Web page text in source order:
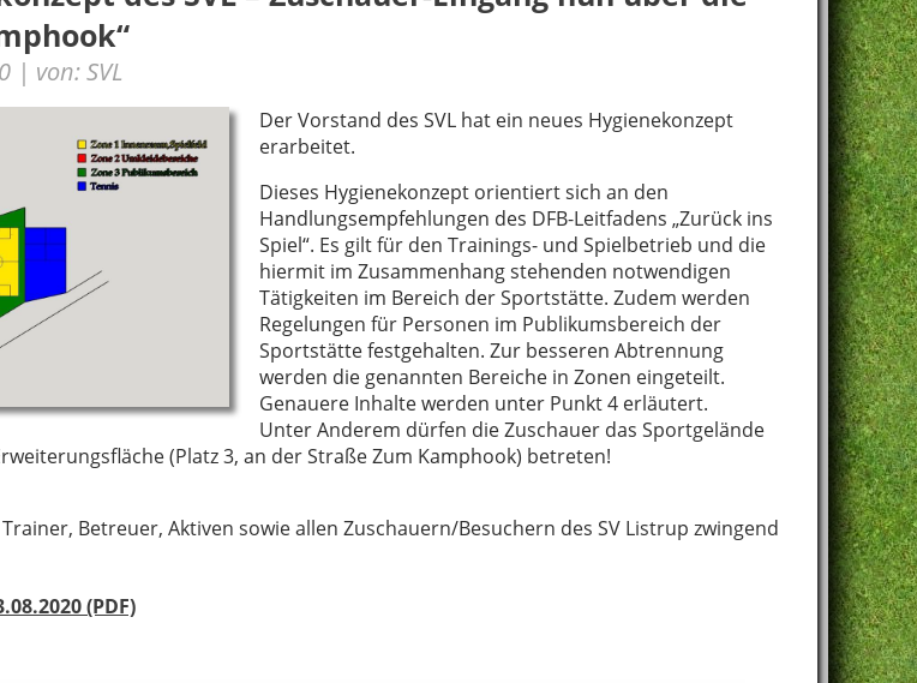
| von: SVL
Der Vorstand des SVL hat ein neues Hygienekonzept
erarbeitet.
Dieses Hygienekonzept orientiert sich an den
Handlungsempfehlungen des DFB-Leitfadens „Zurück ins
Spiel“. Es gilt für den Trainings- und Spielbetrieb und die
hiermit im Zusammenhang stehenden notwendigen
Tätigkeiten im Bereich der Sportstätte. Zudem werden
Regelungen für Personen im Publikumsbereich der
Sportstätte festgehalten. Zur besseren Abtrennung
werden die genannten Bereiche in Zonen eingeteilt.
Genauere Inhalte werden unter Punkt 4 erläutert.
Unter Anderem dürfen die Zuschauer das Sportgelände
(Platz 3, an der Straße Zum Kamphook) betreten!
Betreuer, Aktiven sowie allen Zuschauern/Besuchern des SV Listrup zwingend
(PDF)